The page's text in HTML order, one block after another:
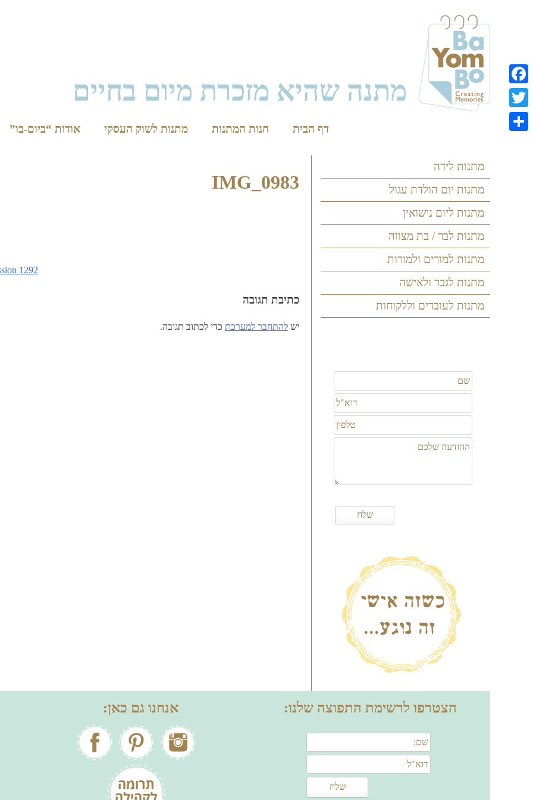
content
מתנה שהיא מזכרת מיום בחיים
דף הבית חנות המתנות מתנות לשוק העסקי אודות “ביום-בו”
מתנות לידה
מתנות יום הולדת עגול
מתנות ליום נישואין
מתנות לבר / בת מצווה
מתנות למורים ולמורות
מתנות לגבר ולאישה
מתנות לעובדים וללקוחות
IMG_0983
1292
כתיבת תגובה
יש להתחבר למערכת כדי לכתוב תגובה.
הצטרפו לרשימת התפוצה שלנו: אנחנו גם כאן:
Facebook
Twitter